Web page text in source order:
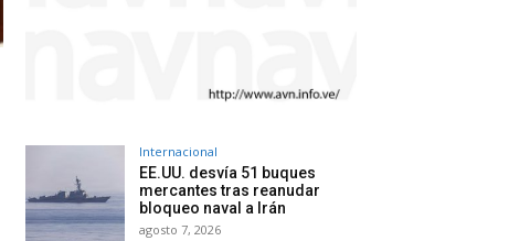
Internacional
EE.UU. desvía 51 buques
mercantes tras reanudar
bloqueo naval a Irán
agosto 7, 2026